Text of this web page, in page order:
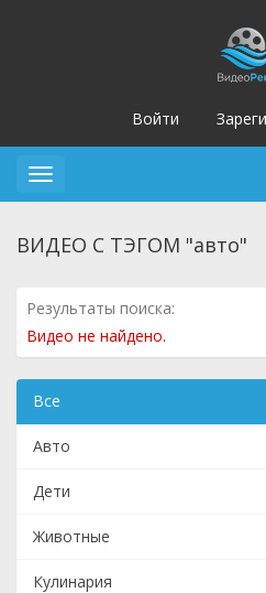
Войти
Toggle
ВИДЕО С ТЭГОМ "авто"
Результаты поиска:
Видео не найдено.
Все
Авто
Дети
Животные
Кулинария